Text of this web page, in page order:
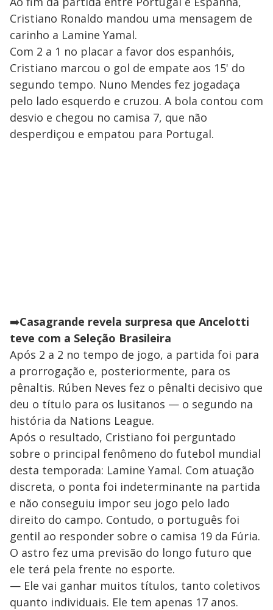
Cristiano Ronaldo mandou uma mensagem de
carinho a Lamine Yamal.
Com 2 a 1 no placar a favor dos espanhóis,
Cristiano marcou o gol de empate aos 15' do
segundo tempo. Nuno Mendes fez jogadaça
pelo lado esquerdo e cruzou. A bola contou com
desvio e chegou no camisa 7, que não
desperdiçou e empatou para Portugal.
➡️Casagrande revela surpresa que Ancelotti
teve com a Seleção Brasileira
Após 2 a 2 no tempo de jogo, a partida foi para
a prorrogação e, posteriormente, para os
pênaltis. Rúben Neves fez o pênalti decisivo que
deu o título para os lusitanos — o segundo na
história da Nations League.
Após o resultado, Cristiano foi perguntado
sobre o principal fenômeno do futebol mundial
desta temporada: Lamine Yamal. Com atuação
discreta, o ponta foi indeterminante na partida
e não conseguiu impor seu jogo pelo lado
direito do campo. Contudo, o português foi
gentil ao responder sobre o camisa 19 da Fúria.
O astro fez uma previsão do longo futuro que
ele terá pela frente no esporte.
— Ele vai ganhar muitos títulos, tanto coletivos
quanto individuais. Ele tem apenas 17 anos.